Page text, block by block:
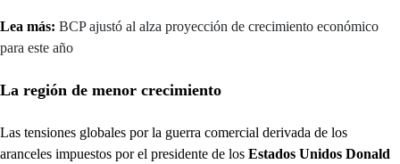
Lea más: BCP ajustó al alza proyección de crecimiento económico
para este año
La región de menor crecimiento
Las tensiones globales por la guerra comercial derivada de los
aranceles impuestos por el presidente de los Estados Unidos Donald